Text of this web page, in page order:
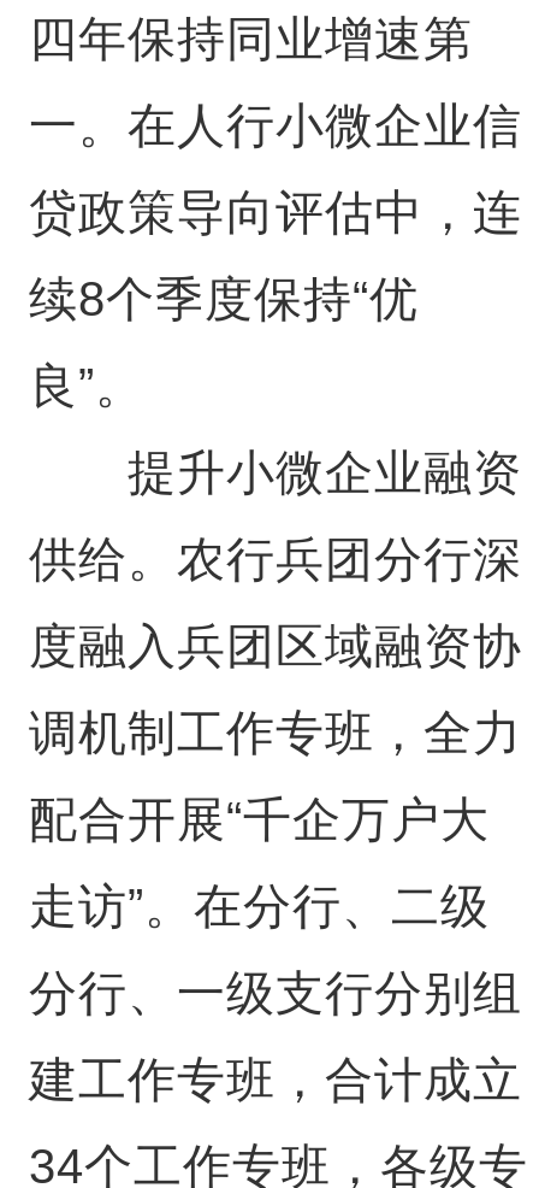
四年保持同业增速第
一。在人行小微企业信
贷政策导向评估中，连
续8个季度保持“优
良”。
提升小微企业融资
供给。农行兵团分行深
度融入兵团区域融资协
调机制工作专班，全力
配合开展“千企万户大
走访”。在分行、二级
分行、一级支行分别组
建工作专班，合计成立
34个工作专班，各级专